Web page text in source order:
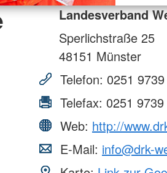
Landesverband
Sperlichstraße 25
48151 Münster
Telefon: 0251
Telefax: 0251
Web: http://
E-Mail: info@drk-